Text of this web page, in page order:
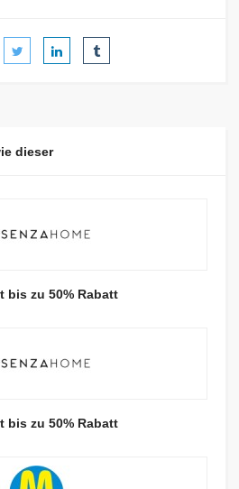
dieser
bis zu 50% Rabatt
bis zu 50% Rabatt